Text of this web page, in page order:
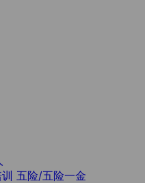
五险/五险一金